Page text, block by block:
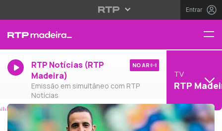
Entrar
RTP Notícias (RTP
Madeira)
Emissão em simultâneo com RTP
Notícias
NO AR
TV
RTP